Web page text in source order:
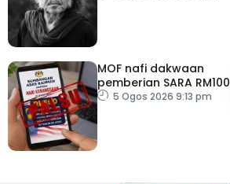
MOF nafi dakwaan
pemberian SARA RM100
sempena Hari
5 Ogos 2026 9:13 pm